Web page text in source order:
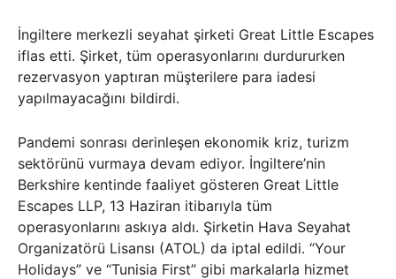
İngiltere merkezli seyahat şirketi Great Little Escapes
iflas etti. Şirket, tüm operasyonlarını durdururken
rezervasyon yaptıran müşterilere para iadesi
yapılmayacağını bildirdi.
Pandemi sonrası derinleşen ekonomik kriz, turizm
sektörünü vurmaya devam ediyor. İngiltere’nin
Berkshire kentinde faaliyet gösteren Great Little
Escapes LLP, 13 Haziran itibarıyla tüm
operasyonlarını askıya aldı. Şirketin Hava Seyahat
Organizatörü Lisansı (ATOL) da iptal edildi. “Your
Holidays” ve “Tunisia First” gibi markalarla hizmet